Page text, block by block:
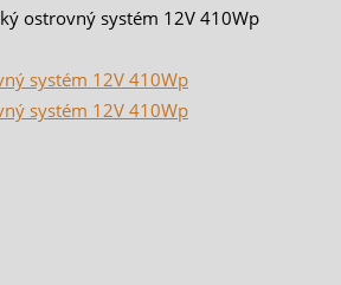
ostrovný systém 12V 410Wp